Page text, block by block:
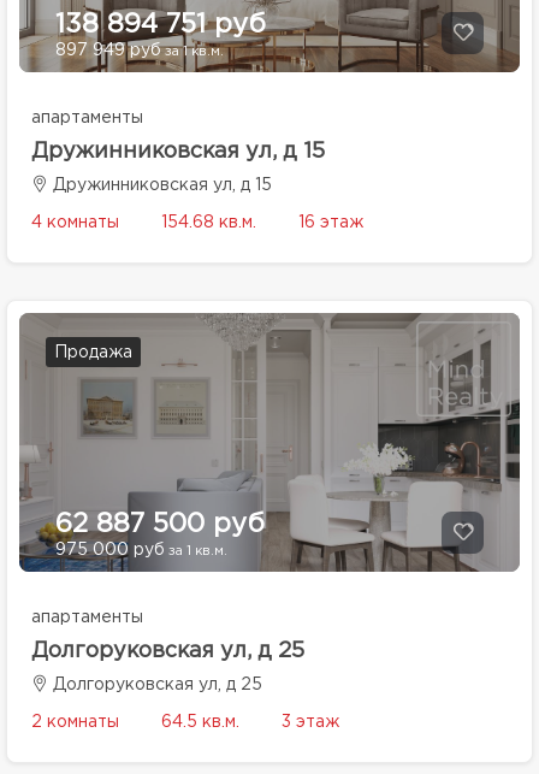
138 894 751 руб
897 949 рубза 1 кв.м.
апартаменты
Дружинниковская ул, д 15
Дружинниковская ул, д 15
4 комнаты 154.68 кв.м. 16 этаж
Продажа
62 887 500 руб
975 000 руб за 1 кв.м.
апартаменты
Долгоруковская ул, д 25
Долгоруковская ул, д 25
2 комнаты 64.5 кв.м. 3 этаж